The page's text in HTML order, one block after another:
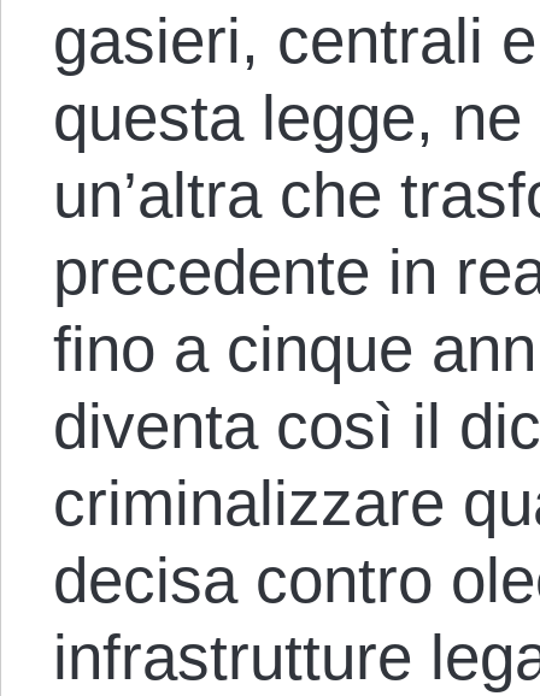
gasieri, centrali
questa legge,
un’altra che
precedente in
fino a cinque
diventa così il
criminalizzare
decisa contro
infrastrutture